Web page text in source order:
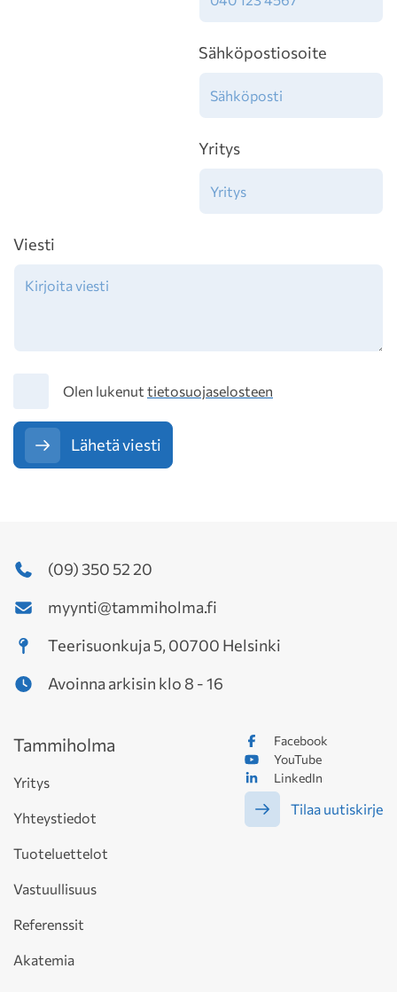
Sähköpostiosoite
Yritys
Viesti
TietosuojaOlen lukenut tietosuojaselosteen
Lähetä viesti
(09) 350 52 20
myynti@tammiholma.fi
Teerisuonkuja 5, 00700 Helsinki
Avoinna arkisin klo 8 - 16
Facebook
YouTube
LinkedIn
Tilaa uutiskirje
Tammiholma
Yritys
Yhteystiedot
Tuoteluettelot
Vastuullisuus
Referenssit
Akatemia